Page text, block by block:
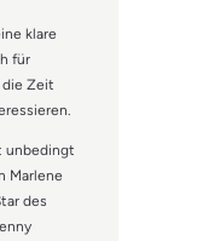
klare
für
die Zeit
unbedingt
Marlene
des